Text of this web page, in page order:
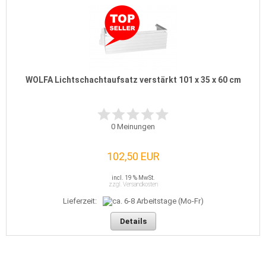
WOLFA Lichtschachtaufsatz verstärkt 101 x 35 x 60 cm
0 Meinungen
102,50 EUR
incl. 19 % MwSt.
zzgl. Versandkosten
Lieferzeit:
Details